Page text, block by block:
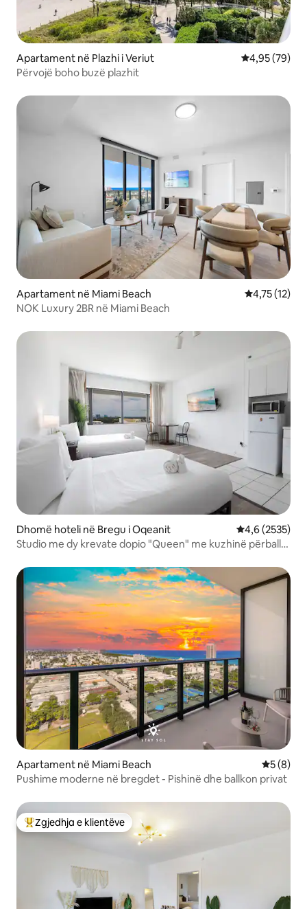
Apartament në Plazhi i Veriut Vlerësimi
4,95 (79)
Përvojë boho buzë plazhit
Apartament në Miami Beach Vlerësimi
4,75 (12)
NOK Luxury 2BR në Miami Beach
Dhomë hoteli në Bregu i Oqeanit Vlerësimi
4,6 (2535)
Studio me dy krevate dopio "Queen" me kuzhinë përballë
Apartament në Miami Beach
5 (8)
Pushime moderne në bregdet - Pishinë dhe ballkon privat
Më të mirat e zgjedhjeve të klientëve
Zgjedhja e klientëve